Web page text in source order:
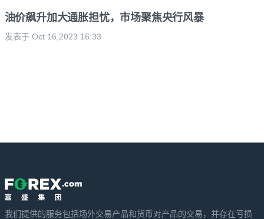
油价飙升加大通胀担忧，市场聚焦央行风暴
发表于 Oct 16,2023 16:33
我们提供的服务包括场外交易产品和货币对产品的交易，并存在亏损